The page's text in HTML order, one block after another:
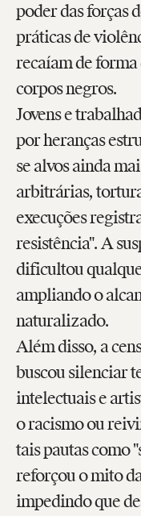
poder das forças
práticas de
recaíam de
corpos negros.
Jovens e
por heranças
se alvos ainda
arbitrárias,
execuções
resistência". A
dificultou
ampliando o
naturalizado.
Além disso, a
buscou silenciar
intelectuais e
o racismo ou
tais pautas como
reforçou o mito
impedindo que